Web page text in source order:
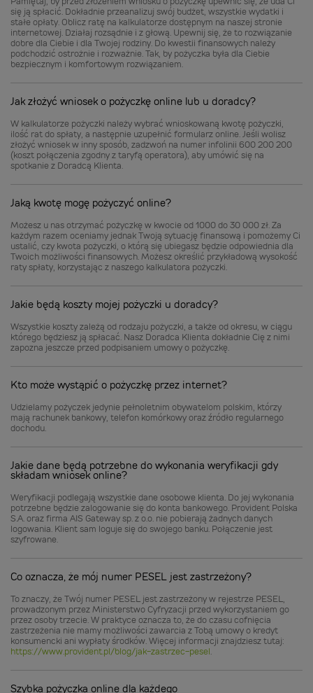
się ją spłacić. Dokładnie przeanalizuj swój budżet, wszystkie wydatki i
stałe opłaty. Oblicz ratę na kalkulatorze dostępnym na naszej stronie
internetowej. Działaj rozsądnie i z głową. Upewnij się, że to rozwiązanie
dobre dla Ciebie i dla Twojej rodziny. Do kwestii finansowych należy
podchodzić ostrożnie i rozważnie. Tak, by pożyczka była dla Ciebie
bezpiecznym i komfortowym rozwiązaniem.
Jak złożyć wniosek o pożyczkę online lub u doradcy?
W kalkulatorze pożyczki należy wybrać wnioskowaną kwotę pożyczki,
ilość rat do spłaty, a następnie uzupełnić formularz online. Jeśli wolisz
złożyć wniosek w inny sposób, zadzwoń na numer infolinii 600 200 200
(koszt połączenia zgodny z taryfą operatora), aby umówić się na
spotkanie z Doradcą Klienta.
Jaką kwotę mogę pożyczyć online?
Możesz u nas otrzymać pożyczkę w kwocie od 1000 do 30 000 zł. Za
każdym razem oceniamy jednak Twoją sytuację finansową i pomożemy Ci
ustalić, czy kwota pożyczki, o którą się ubiegasz będzie odpowiednia dla
Twoich możliwości finansowych. Możesz określić przykładową wysokość
raty spłaty, korzystając z naszego kalkulatora pożyczki.
Jakie będą koszty mojej pożyczki u doradcy?
Wszystkie koszty zależą od rodzaju pożyczki, a także od okresu, w ciągu
którego będziesz ją spłacać. Nasz Doradca Klienta dokładnie Cię z nimi
zapozna jeszcze przed podpisaniem umowy o pożyczkę.
Kto może wystąpić o pożyczkę przez internet?
Udzielamy pożyczek jedynie pełnoletnim obywatelom polskim, którzy
mają rachunek bankowy, telefon komórkowy oraz źródło regularnego
dochodu.
Jakie dane będą potrzebne do wykonania weryfikacji gdy
składam wniosek online?
Weryfikacji podlegają wszystkie dane osobowe klienta. Do jej wykonania
potrzebne będzie zalogowanie się do konta bankowego. Provident Polska
S.A. oraz firma AIS Gateway sp. z o.o. nie pobierają żadnych danych
logowania. Klient sam loguje się do swojego banku. Połączenie jest
szyfrowane.
Co oznacza, że mój numer PESEL jest zastrzeżony?
To znaczy, że Twój numer PESEL jest zastrzeżony w rejestrze PESEL,
prowadzonym przez Ministerstwo Cyfryzacji przed wykorzystaniem go
przez osoby trzecie. W praktyce oznacza to, że do czasu cofnięcia
zastrzeżenia nie mamy możliwości zawarcia z Tobą umowy o kredyt
konsumencki ani wypłaty środków. Więcej informacji znajdziesz tutaj:
https://www.provident.pl/blog/jak-zastrzec-pesel.
Szybka pożyczka online dla każdego